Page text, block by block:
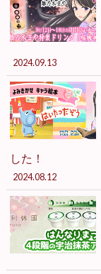
2024.09.13
した！
2024.08.12